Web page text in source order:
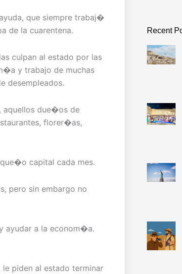
que siempre trabaj�
de la cuarentena.
culpan al estado por las
y trabajo de muchas
desempleados.
aquellos due�os de
florer�as,
capital cada mes.
pero sin embargo no
ayudar a la econom�a.
piden al estado terminar
Recent